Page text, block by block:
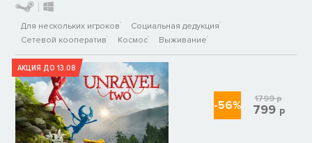
Для нескольких игроков
Социальная дедукция
Сетевой кооператив
Космос Выживание
АКЦИЯ ДО 13.08
-56% 1799р
799 р